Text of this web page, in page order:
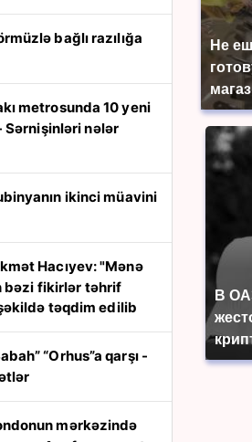
Не
В
Sərnişinləri nələr
bəzi fikirlər təhrif
təqdim edilib